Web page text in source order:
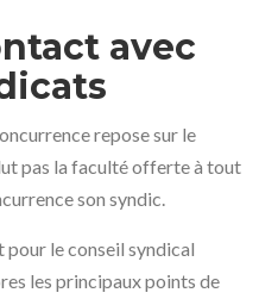
avec
repose sur le
pas la faculté offerte à tout
son syndic.
le conseil syndical
les principaux points de